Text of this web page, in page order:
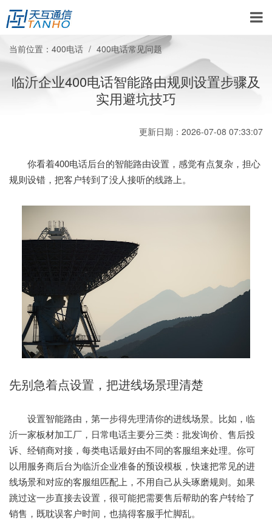
当前位置： 400电话 400电话常见问题
临沂企业400电话智能路由规则设置步骤及
实用避坑技巧
更新日期：2026-07-08 07:33:07
你看着400电话后台的智能路由设置，感觉有点复杂，担心
规则设错，把客户转到了没人接听的线路上。
先别急着点设置，把进线场景理清楚
设置智能路由，第一步得先理清你的进线场景。比如，临
沂一家板材加工厂，日常电话主要分三类：批发询价、售后投
诉、经销商对接，每类电话最好由不同的客服组来处理。你可
以用服务商后台为临沂企业准备的预设模板，快速把常见的进
线场景和对应的客服组匹配上，不用自己从头琢磨规则。如果
跳过这一步直接去设置，很可能把需要售后帮助的客户转给了
销售，既耽误客户时间，也搞得客服手忙脚乱。